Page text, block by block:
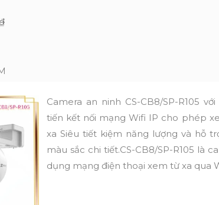
Camera an ninh CS-CB8/SP-R105
tiến kết nối mạng Wifi IP cho phép
xa Siêu tiết kiệm năng lượng và hỗ
màu sắc chi tiết.CS-CB8/SP-R105 là
dụng mạng điện thoại xem từ xa qua